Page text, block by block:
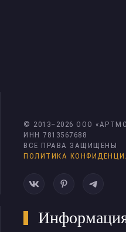
© 2013– 2026 ООО
ИНН 7813567688
ВСЕ ПРАВА ЗАЩИЩЕНЫ
ПОЛИТИКА